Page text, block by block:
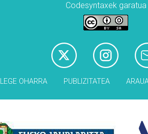
Codesyntaxek garatua
LEGE OHARRA PUBLIZITATEA